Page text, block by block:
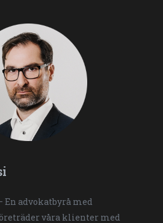
En advokatbyrå med
våra klienter med